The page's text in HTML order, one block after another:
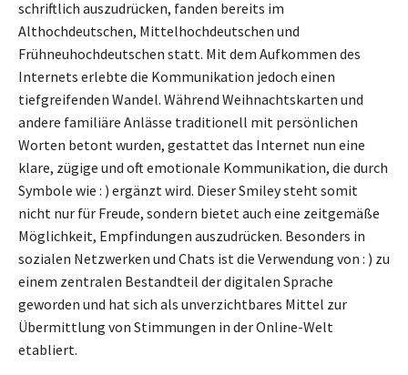
schriftlich auszudrücken, fanden bereits im
Althochdeutschen, Mittelhochdeutschen und
Frühneuhochdeutschen statt. Mit dem Aufkommen des
Internets erlebte die Kommunikation jedoch einen
tiefgreifenden Wandel. Während Weihnachtskarten und
andere familiäre Anlässe traditionell mit persönlichen
Worten betont wurden, gestattet das Internet nun eine
klare, zügige und oft emotionale Kommunikation, die durch
Symbole wie : ) ergänzt wird. Dieser Smiley steht somit
nicht nur für Freude, sondern bietet auch eine zeitgemäße
Möglichkeit, Empfindungen auszudrücken. Besonders in
sozialen Netzwerken und Chats ist die Verwendung von : ) zu
einem zentralen Bestandteil der digitalen Sprache
geworden und hat sich als unverzichtbares Mittel zur
Übermittlung von Stimmungen in der Online-Welt
etabliert.